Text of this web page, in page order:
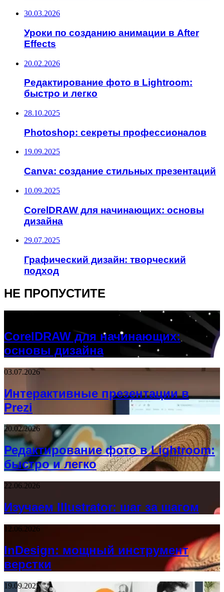
30.03.2026
Уроки по созданию анимации в After
Effects
20.02.2026
Редактирование фото в Lightroom:
быстро и легко
28.10.2025
Photoshop: секреты профессионалов
19.09.2025
Canva: создание стильных презентаций
10.09.2025
CorelDRAW для начинающих: основы
дизайна
29.07.2025
Графический дизайн: творческий
подход
НЕ ПРОПУСТИТЕ
CorelDRAW для начинающих:
основы дизайна
03.07.2026
Интерактивные презентации в
Prezi
20.02.2026
Редактирование фото в Lightroom:
быстро и легко
22.06.2026
Изучаем Illustrator: шаг за шагом
12.06.2026
InDesign: мощный инструмент
верстки
19.09.2025